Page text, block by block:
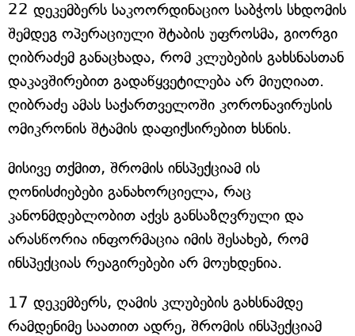
22 დეკემბერს საკოორდინაციო საბჭოს სხდომის
შემდეგ ოპერაციული შტაბის უფროსმა, გიორგი
ღიბრაძემ განაცხადა, რომ კლუბების გახსნასთან
დაკავშირებით გადაწყვეტილება არ მიუღიათ.
ღიბრაძე ამას საქართველოში კორონავირუსის
ომიკრონის შტამის დაფიქსირებით ხსნის.
მისივე თქმით, შრომის ინსპექციამ ის
ღონისძიებები განახორციელა, რაც
კანონმდებლობით აქვს განსაზღვრული და
არასწორია ინფორმაცია იმის შესახებ, რომ
ინსპექციას რეაგირებები არ მოუხდენია.
17 დეკემბერს, ღამის კლუბების გახსნამდე
რამდენიმე საათით ადრე, შრომის ინსპექციამ